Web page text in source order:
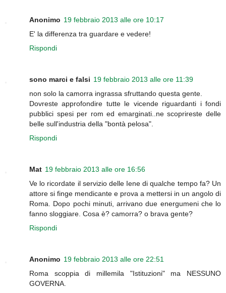
Anonimo 19 febbraio 2013 alle ore 10:17
E' la differenza tra guardare e vedere!
Rispondi
sono marci e falsi 19 febbraio 2013 alle ore 11:39
non solo la camorra ingrassa sfruttando questa gente.
Dovreste approfondire tutte le vicende riguardanti i fondi
pubblici spesi per rom ed emarginati..ne scoprireste delle
belle sull'industria della "bontà pelosa".
Rispondi
Mat 19 febbraio 2013 alle ore 16:56
Ve lo ricordate il servizio delle Iene di qualche tempo fa? Un
attore si finge mendicante e prova a mettersi in un angolo di
Roma. Dopo pochi minuti, arrivano due energumeni che lo
fanno sloggiare. Cosa è? camorra? o brava gente?
Rispondi
Anonimo 19 febbraio 2013 alle ore 22:51
Roma scoppia di millemila "Istituzioni" ma NESSUNO
GOVERNA.